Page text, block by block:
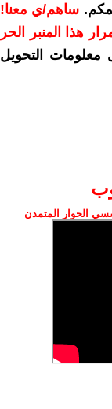
ساهم/ي معنا!
هذا المنبر الحر
معلومات التحويل
الحوار المتمدن